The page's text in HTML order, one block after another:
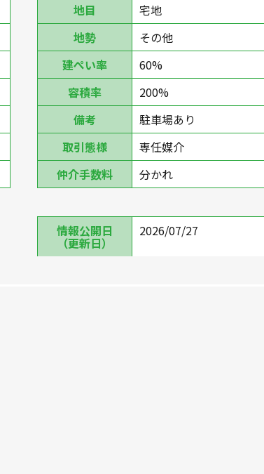
地目
宅地
地勢
その他
建ぺい率
60%
容積率
200%
備考
駐車場あり
取引態様
専任媒介
仲介手数料 分かれ
情報公開日
（更新日）
2026/07/27